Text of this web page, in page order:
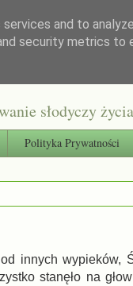
słodyczy
Polityka Prywatności
innych wypieków,
stanęło na
and to
security metrics to